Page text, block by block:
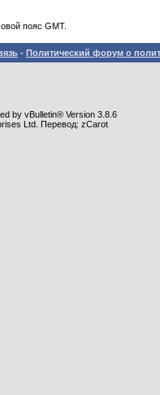
пояс GMT.
- Политический форум о
by vBulletin® Version 3.8.6
Ltd. Перевод: zCarot